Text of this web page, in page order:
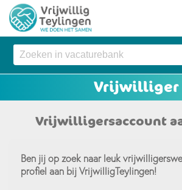
Vrijwilligersaccount
Ben jij op zoek naar leuk
profiel aan bij VrijwilligTeylingen!